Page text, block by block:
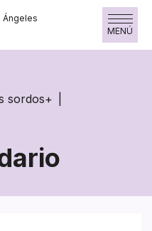
Ángeles
MENÚ
sordos+